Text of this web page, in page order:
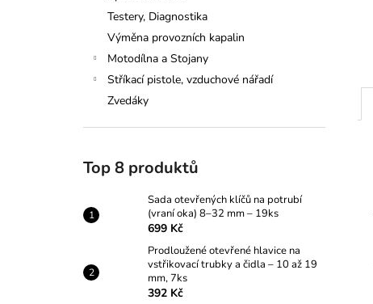
Testery, Diagnostika
Výměna provozních kapalin
Motodílna a Stojany
Stříkací pistole, vzduchové nářadí
Zvedáky
Top 8 produktů
Sada otevřených klíčů na potrubí
(vraní oka) 8–32 mm – 19ks
699 Kč
Prodloužené otevřené hlavice na
vstřikovací trubky a čidla – 10 až 19
mm, 7ks
392 Kč